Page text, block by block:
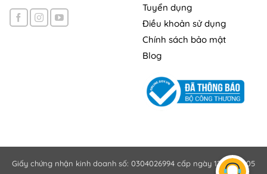
Tuyển dụng
Điều khoản sử dụng
Chính sách bảo mật
Blog
Giấy chứng nhận kinh doanh số: 0304026994 cấp ngày 12/10/2005